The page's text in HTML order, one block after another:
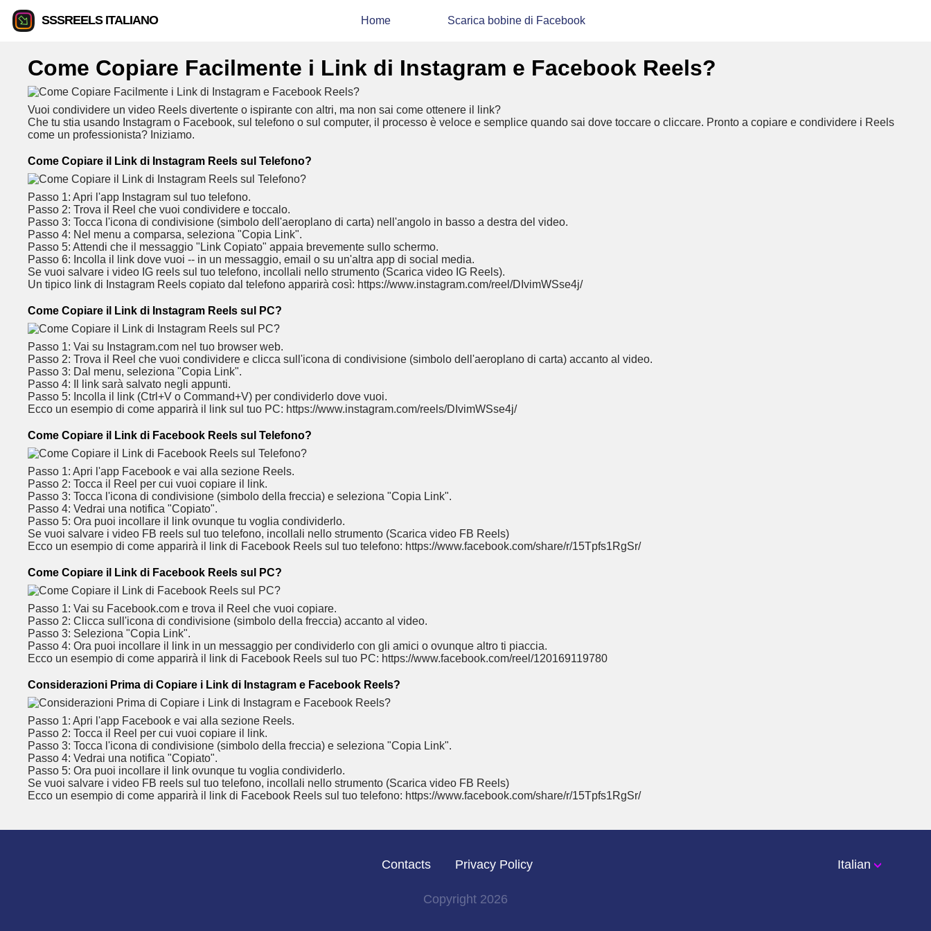
SSSREELS ITALIANO Home Scarica bobine di Facebook
Come Copiare Facilmente i Link di Instagram e Facebook Reels?
Vuoi condividere un video Reels divertente o ispirante con altri, ma non sai come ottenere il link?
Che tu stia usando Instagram o Facebook, sul telefono o sul computer, il processo è veloce e semplice quando sai dove toccare o cliccare. Pronto a copiare e condividere i Reels
come un professionista? Iniziamo.
Come Copiare il Link di Instagram Reels sul Telefono?
Passo 1: Apri l'app Instagram sul tuo telefono.
Passo 2: Trova il Reel che vuoi condividere e toccalo.
Passo 3: Tocca l'icona di condivisione (simbolo dell'aeroplano di carta) nell'angolo in basso a destra del video.
Passo 4: Nel menu a comparsa, seleziona "Copia Link".
Passo 5: Attendi che il messaggio "Link Copiato" appaia brevemente sullo schermo.
Passo 6: Incolla il link dove vuoi -- in un messaggio, email o su un'altra app di social media.
Se vuoi salvare i video IG reels sul tuo telefono, incollali nello strumento (Scarica video IG Reels).
Un tipico link di Instagram Reels copiato dal telefono apparirà così: https://www.instagram.com/reel/DIvimWSse4j/
Come Copiare il Link di Instagram Reels sul PC?
Passo 1: Vai su Instagram.com nel tuo browser web.
Passo 2: Trova il Reel che vuoi condividere e clicca sull'icona di condivisione (simbolo dell'aeroplano di carta) accanto al video.
Passo 3: Dal menu, seleziona "Copia Link".
Passo 4: Il link sarà salvato negli appunti.
Passo 5: Incolla il link (Ctrl+V o Command+V) per condividerlo dove vuoi.
Ecco un esempio di come apparirà il link sul tuo PC: https://www.instagram.com/reels/DIvimWSse4j/
Come Copiare il Link di Facebook Reels sul Telefono?
Passo 1: Apri l'app Facebook e vai alla sezione Reels.
Passo 2: Tocca il Reel per cui vuoi copiare il link.
Passo 3: Tocca l'icona di condivisione (simbolo della freccia) e seleziona "Copia Link".
Passo 4: Vedrai una notifica "Copiato".
Passo 5: Ora puoi incollare il link ovunque tu voglia condividerlo.
Se vuoi salvare i video FB reels sul tuo telefono, incollali nello strumento (Scarica video FB Reels)
Ecco un esempio di come apparirà il link di Facebook Reels sul tuo telefono: https://www.facebook.com/share/r/15Tpfs1RgSr/
Come Copiare il Link di Facebook Reels sul PC?
Passo 1: Vai su Facebook.com e trova il Reel che vuoi copiare.
Passo 2: Clicca sull'icona di condivisione (simbolo della freccia) accanto al video.
Passo 3: Seleziona "Copia Link".
Passo 4: Ora puoi incollare il link in un messaggio per condividerlo con gli amici o ovunque altro ti piaccia.
Ecco un esempio di come apparirà il link di Facebook Reels sul tuo PC: https://www.facebook.com/reel/120169119780
Considerazioni Prima di Copiare i Link di Instagram e Facebook Reels?
Passo 1: Apri l'app Facebook e vai alla sezione Reels.
Passo 2: Tocca il Reel per cui vuoi copiare il link.
Passo 3: Tocca l'icona di condivisione (simbolo della freccia) e seleziona "Copia Link".
Passo 4: Vedrai una notifica "Copiato".
Passo 5: Ora puoi incollare il link ovunque tu voglia condividerlo.
Se vuoi salvare i video FB reels sul tuo telefono, incollali nello strumento (Scarica video FB Reels)
Ecco un esempio di come apparirà il link di Facebook Reels sul tuo telefono: https://www.facebook.com/share/r/15Tpfs1RgSr/
Contacts Privacy Policy Italian
Copyright 2026